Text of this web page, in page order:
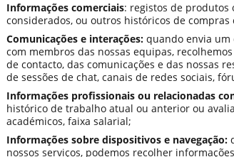
Informações comerciais: registos de produtos
considerados, ou outros históricos de compras
Comunicações e interações: quando envia um
com membros das nossas equipas,
de contacto, das comunicações e das nossas
de sessões de chat, canais de redes sociais,
Informações profissionais ou relacionadas
histórico de trabalho atual ou anterior ou
académicos, faixa salarial;
Informações sobre dispositivos e navegação:
nossos serviços, podemos recolher